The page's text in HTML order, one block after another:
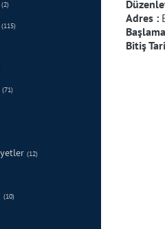
(2)
(115)
(71)
(12)
(10)
Adres :
Bitiş